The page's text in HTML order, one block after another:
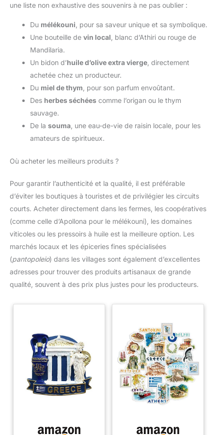
une liste non exhaustive des souvenirs à ne pas oublier :
Du mélékouni , pour sa saveur unique et sa symbolique.
Une bouteille de vin local , blanc d’Athiri ou rouge de
Mandilaria.
Un bidon d’huile d’olive extra vierge , directement
achetée chez un producteur.
Du miel de thym , pour son parfum envoûtant.
Des herbes séchées comme l’origan ou le thym
sauvage.
De la souma , une eau-de-vie de raisin locale, pour les
amateurs de spiritueux.
Où acheter les meilleurs produits ?
Pour garantir l’authenticité et la qualité, il est préférable
d’éviter les boutiques à touristes et de privilégier les circuits
courts. Acheter directement dans les fermes, les coopératives
(comme celle d’Apollona pour le mélékouni), les domaines
viticoles ou les pressoirs à huile est la meilleure option. Les
marchés locaux et les épiceries fines spécialisées
(pantopoleio) dans les villages sont également d’excellentes
adresses pour trouver des produits artisanaux de grande
qualité, souvent à des prix plus justes pour les producteurs.